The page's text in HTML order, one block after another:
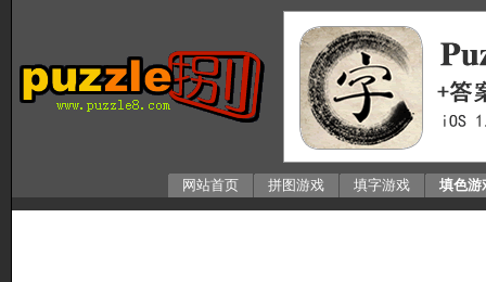
网站首页 拼图游戏 填字游戏 填色游